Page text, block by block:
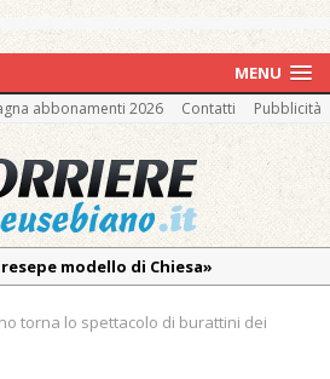
MENU
abbonamenti 2026 Contatti Pubblicità
modello di Chiesa»
convegno, messa e
torna lo spettacolo di burattini dei